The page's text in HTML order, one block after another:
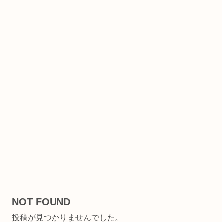
NOT FOUND
投稿が見つかりませんでした。